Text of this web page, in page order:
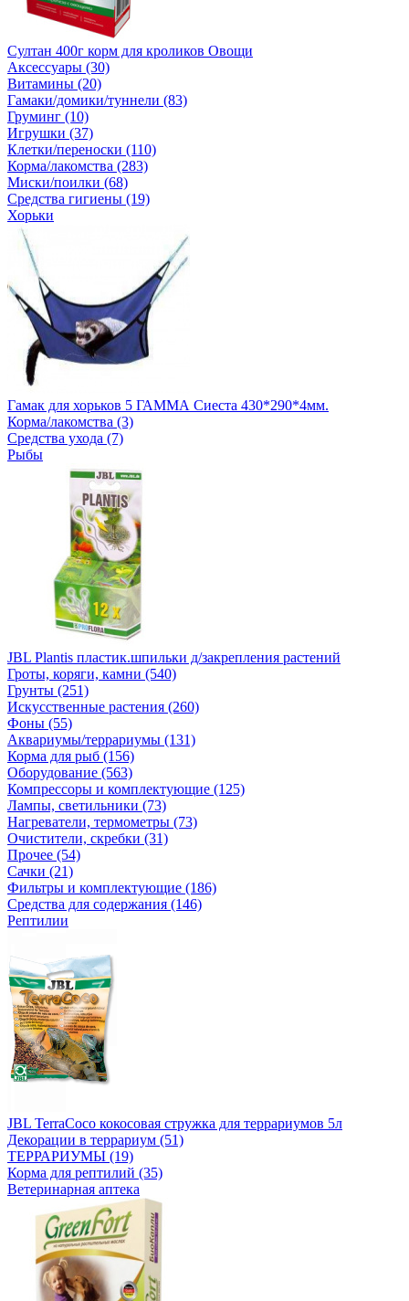
Султан 400г корм для кроликов Овощи
Аксессуары (30)
Витамины (20)
Гамаки/домики/туннели (83)
Груминг (10)
Игрушки (37)
Клетки/переноски (110)
Корма/лакомства (283)
Миски/поилки (68)
Средства гигиены (19)
Хорьки
Гамак для хорьков 5 ГАММА Сиеста 430*290*4мм.
Корма/лакомства (3)
Средства ухода (7)
Рыбы
JBL Plantis пластик.шпильки д/закрепления растений
Гроты, коряги, камни (540)
Грунты (251)
Искусственные растения (260)
Фоны (55)
Аквариумы/террариумы (131)
Корма для рыб (156)
Оборудование (563)
Компрессоры и комплектующие (125)
Лампы, светильники (73)
Нагреватели, термометры (73)
Очистители, скребки (31)
Прочее (54)
Сачки (21)
Фильтры и комплектующие (186)
Средства для содержания (146)
Рептилии
JBL TerraCoco кокосовая стружка для террариумов 5л
Декорации в террариум (51)
ТЕРРАРИУМЫ (19)
Корма для рептилий (35)
Ветеринарная аптека